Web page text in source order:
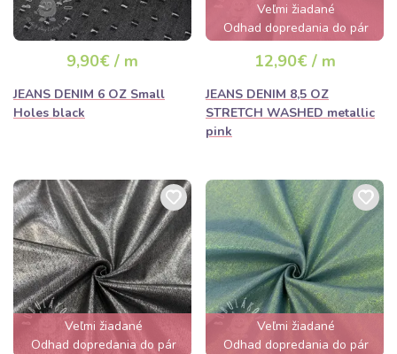
9,90€ / m
JEANS DENIM 6 OZ Small
Holes black
Veľmi žiadané
Odhad dopredania do pár
hodín
12,90€ / m
JEANS DENIM 8,5 OZ
STRETCH WASHED metallic
pink
Veľmi žiadané
Odhad dopredania do pár
Veľmi žiadané
Odhad dopredania do pár